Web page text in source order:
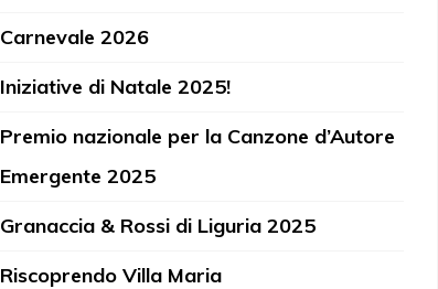
Carnevale 2026
Iniziative di Natale 2025!
Premio nazionale per la Canzone d’Autore
Emergente 2025
Granaccia & Rossi di Liguria 2025
Riscoprendo Villa Maria